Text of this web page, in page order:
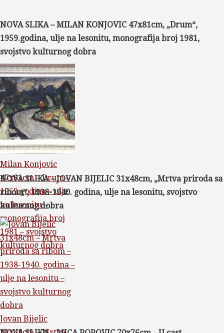
NOVA SLIKA – MILAN KONJOVIC 47x81cm, „Drum“,
1959.godina, ulje na lesonitu, monografija broj 1981,
svojstvo kulturnog dobra
Milan Konjovic
47x81cm – Drum –
1959.godina – ulje
na lesonitu –
monografija broj
1981 – svojstvo
kulturnog dobra
NOVA SLIKA – JOVAN BIJELIC 31x48cm, „Mrtva priroda sa
ribom“, 1938-1940. godina, ulje na lesonitu, svojstvo
kulturnog dobra
Jovan Bijelic